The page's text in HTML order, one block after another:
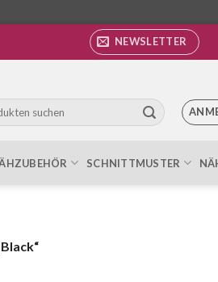
NEWSLETTER
SCHNITTMUSTER